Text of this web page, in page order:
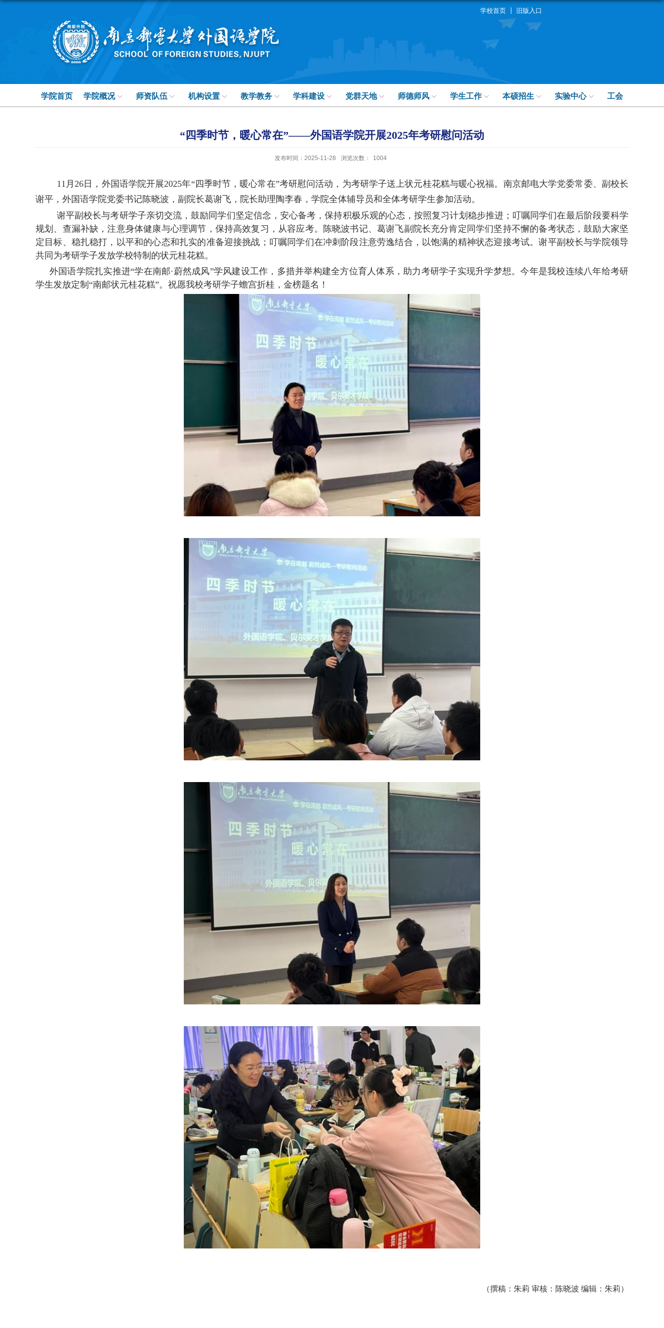
学校首页 旧版入口
学院首页 学院概况 师资队伍 机构设置 教学教务 学科建设 党群天地 师德师风 学生工作 本硕招生 实验中心 工会
“四季时节，暖心常在”——外国语学院开展2025年考研慰问活动
发布时间：2025-11-28 浏览次数： 1004
11 月26 日，外国语学院开展2025年“四季时节，暖心常在”考研慰问活动，为考研学子送上状元桂花糕与暖心祝福。南京邮电大学党委常委、副校长
谢平，外国语学院党委书记陈晓波，副院长葛谢飞，院长助理陶李春，学院全体辅导员和全体考研学生参加活动。
谢平副校长与考研学子亲切交流，鼓励同学们坚定信念，安心备考，保持积极乐观的心态，按照复习计划稳步推进；叮嘱同学们在最后阶段要科学
规划、查漏补缺，注意身体健康与心理调节，保持高效复习，从容应考。陈晓波书记、葛谢飞副院长充分肯定同学们坚持不懈的备考状态，鼓励大家坚
定目标、稳扎稳打，以平和的心态和扎实的准备迎接挑战；叮嘱同学们在冲刺阶段注意劳逸结合，以饱满的精神状态迎接考试。谢平副校长与学院领导
共同为考研学子发放学校特制的状元桂花糕。
外国语学院扎实推进“学在南邮·蔚然成风”学风建设工作，多措并举构建全方位育人体系，助力考研学子实现升学梦想。今年是我校连续八年给考研
学生发放定制“南邮状元桂花糕”。祝愿我校考研学子蟾宫折桂，金榜题名！
（撰稿：朱莉 审核：陈晓波 编辑：朱莉）